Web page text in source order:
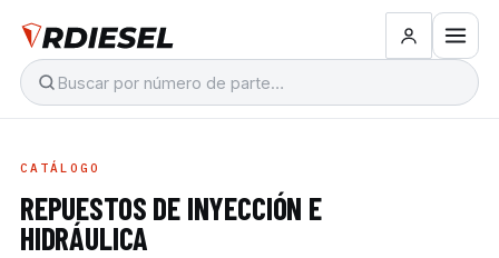
CATÁLOGO
REPUESTOS DE INYECCIÓN E
HIDRÁULICA